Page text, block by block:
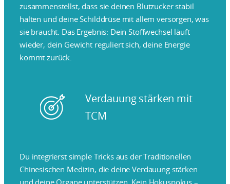
zusammenstellst, dass sie deinen Blutzucker stabil
halten und deine Schilddrüse mit allem versorgen, was
sie braucht. Das Ergebnis: Dein Stoffwechsel läuft
wieder, dein Gewicht reguliert sich, deine Energie
kommt zurück.
Verdauung stärken mit
TCM
Du integrierst simple Tricks aus der Traditionellen
Chinesischen Medizin, die deine Verdauung stärken
und deine Organe unterstützen. Kein Hokuspokus –